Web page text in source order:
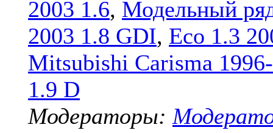
2003 1.6, Модельный
2003 1.8 GDI, Eco 1.3
Mitsubishi Carisma
1.9 D
Модераторы: